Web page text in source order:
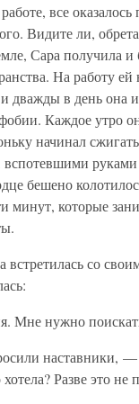
все оказалось
Видите ли,
Сара получила и
На работу
и дважды в день она
Каждое утро
начинал
руками
бешено
минут, которые
встретилась со
Мне нужно
наставники, —
Разве это не